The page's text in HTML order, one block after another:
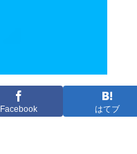
Facebook はてブ